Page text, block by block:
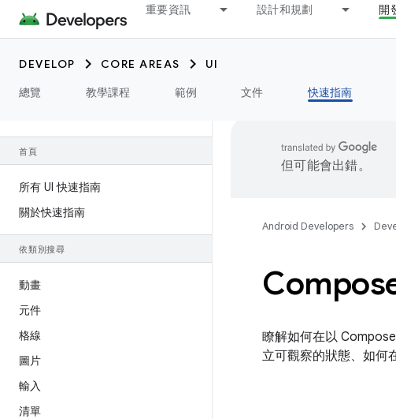
重要資訊 設計和規劃 開
DEVELOP CORE AREAS
UI
總覽
教學課程 範例 文件 快速指南
首頁
所有 UI 快速指南
關於快速指南
依類別搜尋
動畫
元件
格線
圖片
輸入
清單
但可能會出錯。
Android Developers
瞭解如何在以
立可觀察的狀態、如何